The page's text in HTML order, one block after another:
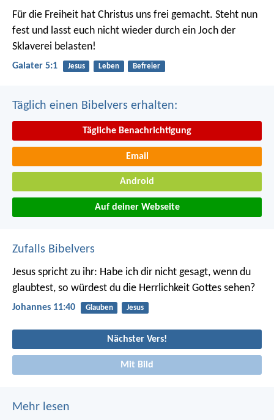
Für die Freiheit hat Christus uns frei gemacht. Steht nun
fest und lasst euch nicht wieder durch ein Joch der
Sklaverei belasten!
Galater 5:1 Jesus Leben Befreier
Täglich einen Bibelvers erhalten:
Tägliche Benachrichtigung
Email
Android
Auf deiner Webseite
Zufalls Bibelvers
Jesus spricht zu ihr: Habe ich dir nicht gesagt, wenn du
glaubtest, so würdest du die Herrlichkeit Gottes sehen?
Johannes 11:40 Glauben Jesus
Nächster Vers!
Mit Bild
Mehr lesen